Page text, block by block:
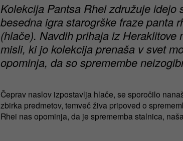
Kolekcija Pantsa Rhei združuje
besedna igra starogrške fraze panta
(hlače). Navdih prihaja iz
misli, ki jo kolekcija prenaša v svet
opominja, da so spremembe
Čeprav naslov izpostavlja hlače, se sporočilo
zbirka predmetov, temveč živa pripoved o
Rhei nas opominja, da je sprememba stalnica,